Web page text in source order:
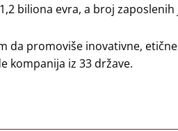
biliona evra, a broj
da promoviše inovativne,
kompanija iz 33 države.